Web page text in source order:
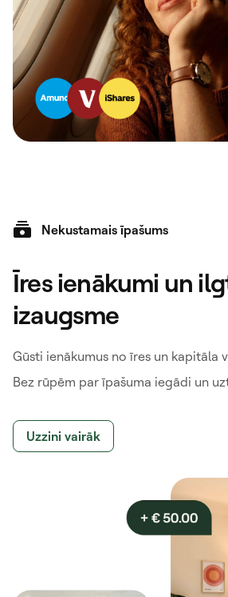
Nekustamais īpašums
Īres ienākumi un
izaugsme
Gūsti ienākumus no īres un kapitāla
Bez rūpēm par īpašuma iegādi un
Uzzini vairāk